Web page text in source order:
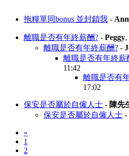
拖糧單同bonus 並封鎖我 -
離職是否有年終薪酬? - Peggy,
離職是否有年終薪酬? -
離職是否有年終薪
11:42
離職是否有
17:02
保安是否屬於自僱人士 - 陳先
保安是否屬於自僱人士 -
«
1
2